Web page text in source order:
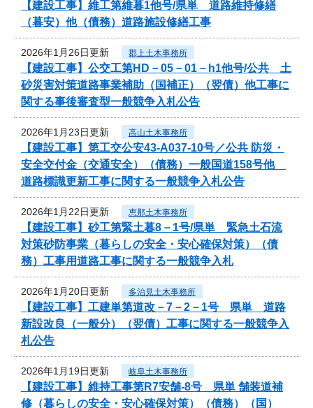
【建設工事】維工第維暮1他号/県単 道路維持修繕
（暮安）他（債務）道路施設修繕工事
2026年1月26日更新 郡上土木事務所
【建設工事】公交工第HD－05－01－h1他号/公共 土
砂災害対策道路事業補助（国補正）（翌債）他工事に
関する事後審査型一般競争入札公告
2026年1月23日更新 高山土木事務所
【建設工事】第工交公安43-A037-10号／公共 防災・
安全交付金（交通安全）（債務）一般国道158号他
道路標識更新工事に関する一般競争入札公告
2026年1月22日更新 恵那土木事務所
【建設工事】砂工第緊土暮8－1号/県単 緊急土石流
対策砂防事業（暮らしの安全・安心確保対策）（債
務）工事用道路工事に関する一般競争入札
2026年1月20日更新 多治見土木事務所
【建設工事】工建単第道改－7－2－1号 県単 道路
新設改良（一般分）（翌債）工事に関する一般競争入
札公告
2026年1月19日更新 岐阜土木事務所
【建設工事】維持工事第R7安舗-8号 県単 舗装道補
修（暮らしの安全・安心確保対策）（債務）（国）